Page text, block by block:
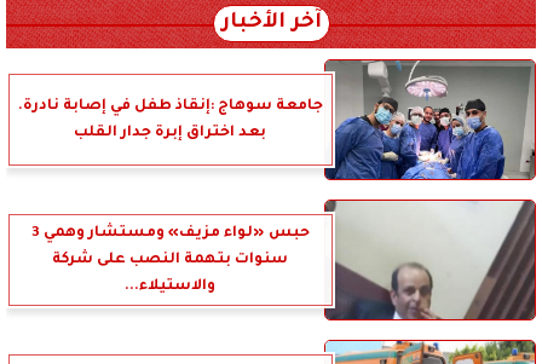
آخر الأخبار
جامعة سوهاج :إنقاذ طفل في إصابة نادرة.
بعد اختراق إبرة جدار القلب
حبس «لواء مزيف» ومستشار وهمي 3
سنوات بتهمة النصب على شركة
والاستيلاء...